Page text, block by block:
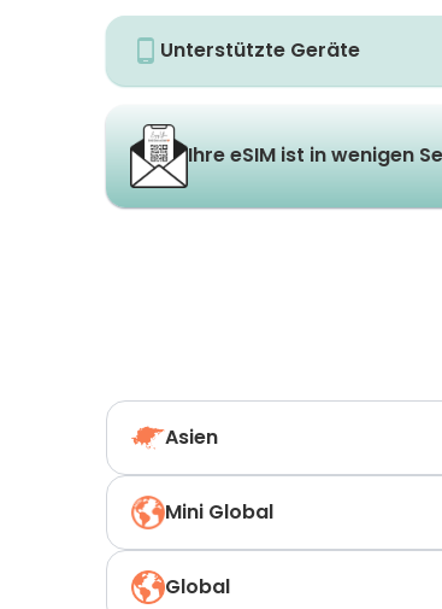
Unterstützte Geräte
Ihre eSIM ist in wenigen
Asien
Mini Global
Global